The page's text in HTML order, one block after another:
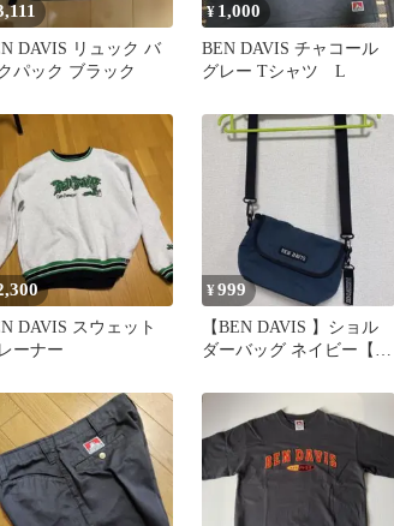
DAVIS リュック バ
パック ブラック
¥ 1,000
BEN DAVIS チャコール
グレー Tシャツ L
DAVIS スウェット
ーナー
¥999
【BEN DAVIS 】ショル
ダーバッグ ネイビー【美